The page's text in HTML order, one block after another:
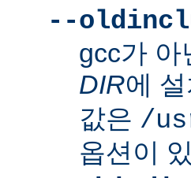
--
gcc가 아
DIR에
값은 /
옵션이